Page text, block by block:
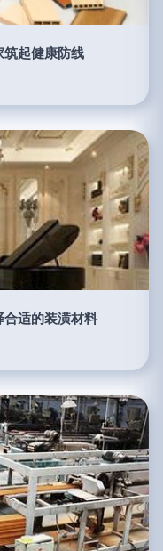
起健康防线
适的装潢材料